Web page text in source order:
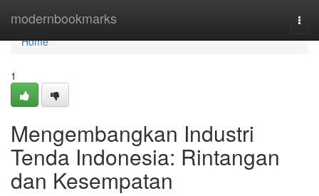
modernbookmarks
Home
Home
1
Mengembangkan Industri
Tenda Indonesia: Rintangan
dan Kesempatan